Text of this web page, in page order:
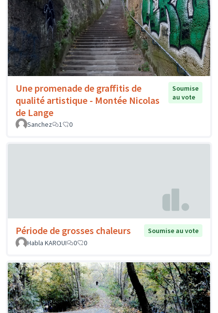
Une promenade de graffitis de
qualité artistique - Montée Nicolas
de Lange
Soumise
au vote
Sanchez 1 0
Période de grosses chaleurs
Soumise au vote
Habla KAROUI
0 0